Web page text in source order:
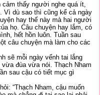
thấy người nghe quá ít,
Vì dù sao thì cũng kể cả ngày
hay thế này mà hai người
họ. Câu chuyện hay lắm, có
hết hồn luôn. Tuần sau
câu chuyện mà làm cho các
sẽ mỗi ngày vểnh tai lắng
đùa vừa nói. Thạch Nham
sau cậu có tiết mục gì
“Thạch Nham, cậu muốn